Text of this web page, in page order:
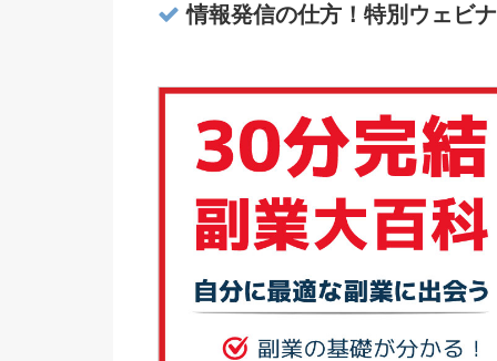
情報発信の仕方！特別ウェビ